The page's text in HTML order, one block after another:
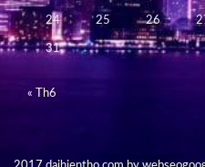
24 25 26
31
« Th6